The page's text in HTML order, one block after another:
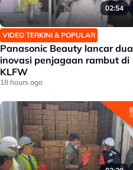
02:54
VIDEO TERKINI & POPULAR
Panasonic Beauty lancar dua
inovasi penjagaan rambut di
KLFW
18 hours ago